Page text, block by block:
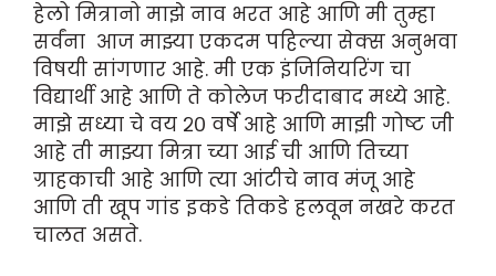
हेलो मित्रानो माझे नाव भरत आहे आणि मी तुम्हा
सर्वंना आज माझ्या एकदम पहिल्या सेक्स अनुभवा
विषयी सांगणार आहे. मी एक इंजिनियरिंग चा
विद्यार्थी आहे आणि ते कोलेज फरीदाबाद मध्ये आहे.
माझे सध्या चे वय २० वर्षे आहे आणि माझी गोष्ट जी
आहे ती माझ्या मित्रा च्या आई ची आणि तिच्या
ग्राहकाची आहे आणि त्या आंटीचे नाव मंजू आहे
आणि ती खूप गांड इकडे तिकडे हलवून नखरे करत
चालत असते.